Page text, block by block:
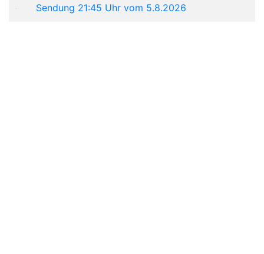
Sendung 21:45 Uhr vom 5.8.2026